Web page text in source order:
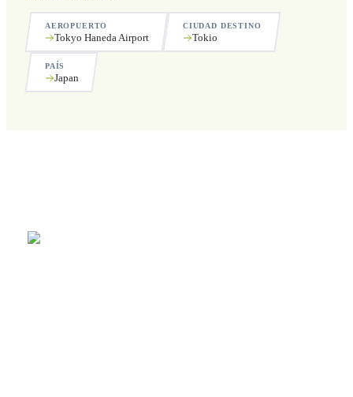
AEROPUERTO
Tokyo Haneda Airport
CIUDAD DESTINO
Tokio
PAÍS
Japan